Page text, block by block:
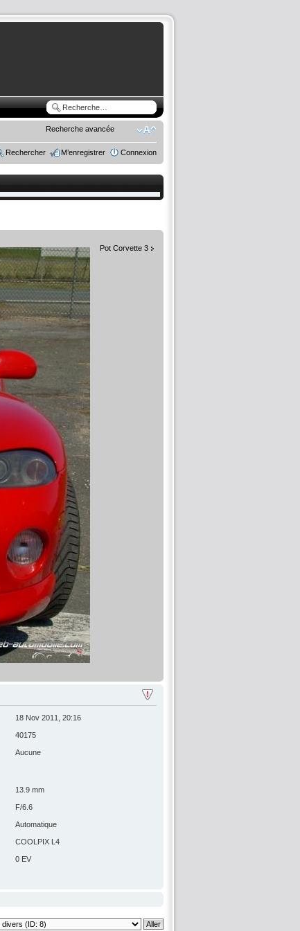
Recherche avancée
Rechercher M’enregistrer Connexion
Pot Corvette 3
18 Nov 2011, 20:16
40175
Aucune
13.9 mm
F/6.6
Automatique
COOLPIX L4
0 EV